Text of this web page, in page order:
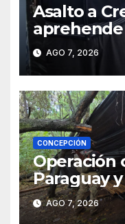
Asalto a
aprehende
evidencias
AGO 7, 2026
CONCEPCIÓN
Operación
Paraguay
toneladas
Amambay
AGO 7, 2026